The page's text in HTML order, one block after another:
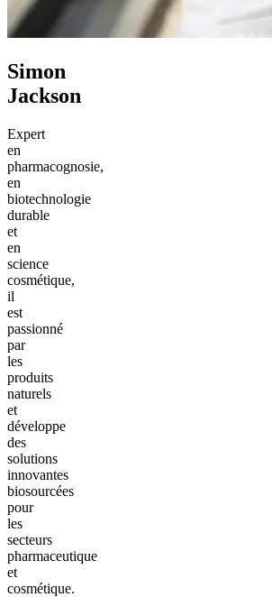
Simon
Jackson
Expert
en
pharmacognosie,
en
biotechnologie
durable
et
en
science
cosmétique,
il
est
passionné
par
les
produits
naturels
et
développe
des
solutions
innovantes
biosourcées
pour
les
secteurs
pharmaceutique
et
cosmétique.